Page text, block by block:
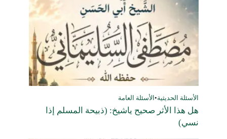
الأسئلة الحديثية• الأسئلة العامة
هل هذا الأثر صحيح ياشيخ: (ذبيحة المسلم إذا
نسي)